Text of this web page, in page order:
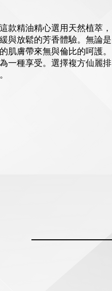
款精油精心選用天然植萃，
與放鬆的芳香體驗。無論是
肌膚帶來無與倫比的呵護。
一種享受。選擇複方仙麗排